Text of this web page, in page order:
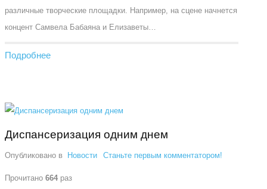
различные творческие площадки. Например, на сцене начнется
концент Самвела Бабаяна и Елизаветы…
Подробнее
Диспансеризация одним днем
Опубликовано в Новости Станьте первым комментатором!
Прочитано 664 раз